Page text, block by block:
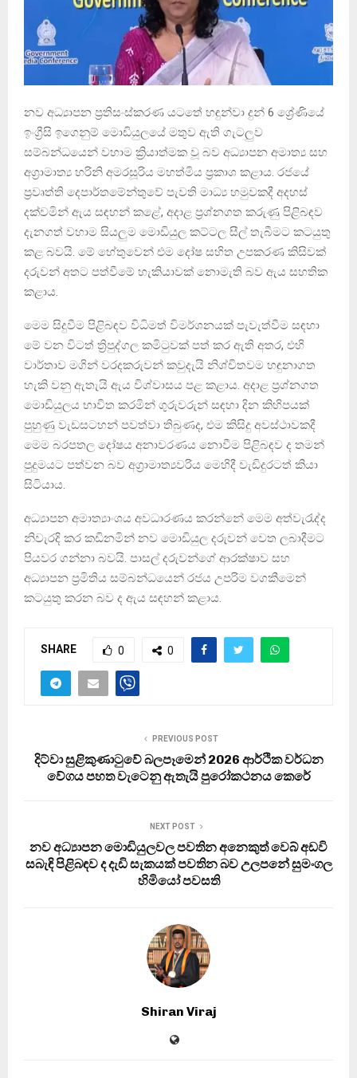
නව අධ්‍යාපන ප්‍රතිසංස්කරණ යටතේ හඳුන්වා දුන් 6 ශ්‍රේණියේ
ඉංග්‍රීසි ඉගෙනුම් මොඩියුලයේ මතුව ඇති ගැටලුව
සම්බන්ධයෙන් වහාම ක්‍රියාත්මක වූ බව අධ්‍යාපන අමාත්‍ය සහ
අග්‍රාමාත්‍ය හරිනි අමරසූරිය මහත්මිය ප්‍රකාශ කළාය. රජයේ
ප්‍රවෘත්ති දෙපාර්තමේන්තුවේ පැවති මාධ්‍ය හමුවකදී අදහස්
දක්වමින් ඇය සඳහන් කළේ, අදාළ ප්‍රශ්නගත කරුණු පිළිබඳව
දැනගත් වහාම සියලුම මොඩියුල කට්ටල සීල් තැබීමට කටයුතු
කළ බවයි. මේ හේතුවෙන් එම දෝෂ සහිත උපකරණ කිසිවක්
දරුවන් අතට පත්වීමේ හැකියාවක් නොමැති බව ඇය සහතික
කළාය.
මෙම සිදුවීම පිළිබඳව විධිමත් විමර්ශනයක් පැවැත්වීම සඳහා
මේ වන විටත් ත්‍රිපුද්ගල කමිටුවක් පත් කර ඇති අතර, එහි
වාර්තාව මගින් වරදකරුවන් කවුදැයි නිශ්චිතවම හඳුනාගත
හැකි වනු ඇතැයි ඇය විශ්වාසය පළ කළාය. අදාළ ප්‍රශ්නගත
මොඩියුලය භාවිත කරමින් ගුරුවරුන් සඳහා දින කිහිපයක්
පුහුණු වැඩසටහන් පවත්වා තිබුණද, එම කිසිදු අවස්ථාවකදී
මෙම බරපතල දෝෂය අනාවරණය නොවීම පිළිබඳව ද තමන්
පුදුමයට පත්වන බව අග්‍රාමාත්‍යවරිය මෙහිදී වැඩිදුරටත් කියා
සිටියාය.
අධ්‍යාපන අමාත්‍යාංශය අවධාරණය කරන්නේ මෙම අත්වැරැද්ද
නිවැරදි කර කඩිනමින් නව මොඩියුල දරුවන් වෙත ලබාදීමට
පියවර ගන්නා බවයි. පාසල් දරුවන්ගේ ආරක්ෂාව සහ
අධ්‍යාපන ප්‍රමිතිය සම්බන්ධයෙන් රජය උපරිම වගකීමෙන්
කටයුතු කරන බව ද ඇය සඳහන් කළාය.
SHARE 0 0
PREVIOUS POST
දිට්වා සුළිකුණාටුවේ බලපෑමෙන් 2026 ආර්ථික වර්ධන
වේගය පහත වැටෙනු ඇතැයි පුරෝකථනය කෙරේ
NEXT POST
නව අධ්‍යාපන මොඩියුලවල පවතින අනෙකුත් වෙබ් අඩවි
සබැඳි පිළිබඳව ද දැඩි සැකයක් පවතින බව උලපනේ සුමංගල
හිමියෝ පවසති
Shiran Viraj